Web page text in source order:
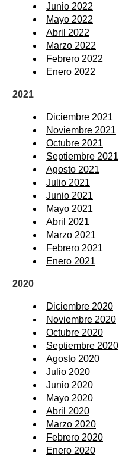
Junio 2022
Mayo 2022
Abril 2022
Marzo 2022
Febrero 2022
Enero 2022
2021
Diciembre 2021
Noviembre 2021
Octubre 2021
Septiembre 2021
Agosto 2021
Julio 2021
Junio 2021
Mayo 2021
Abril 2021
Marzo 2021
Febrero 2021
Enero 2021
2020
Diciembre 2020
Noviembre 2020
Octubre 2020
Septiembre 2020
Agosto 2020
Julio 2020
Junio 2020
Mayo 2020
Abril 2020
Marzo 2020
Febrero 2020
Enero 2020